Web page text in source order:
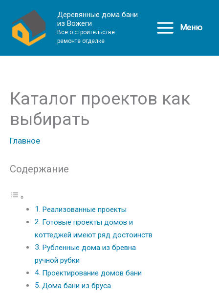
Деревянные дома бани
из Вожеги
Все о строительстве
ремонте отделке
Меню
Каталог проектов как
выбирать
Главное
Содержание
Реализованные проекты
Готовые проекты домов и
коттеджей имеют ряд достоинств
Рубленные дома из бревна
ручной рубки
Проектирование домов бани
Дома бани из бруса